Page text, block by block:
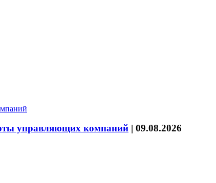
управляющих компаний | 09.08.2026